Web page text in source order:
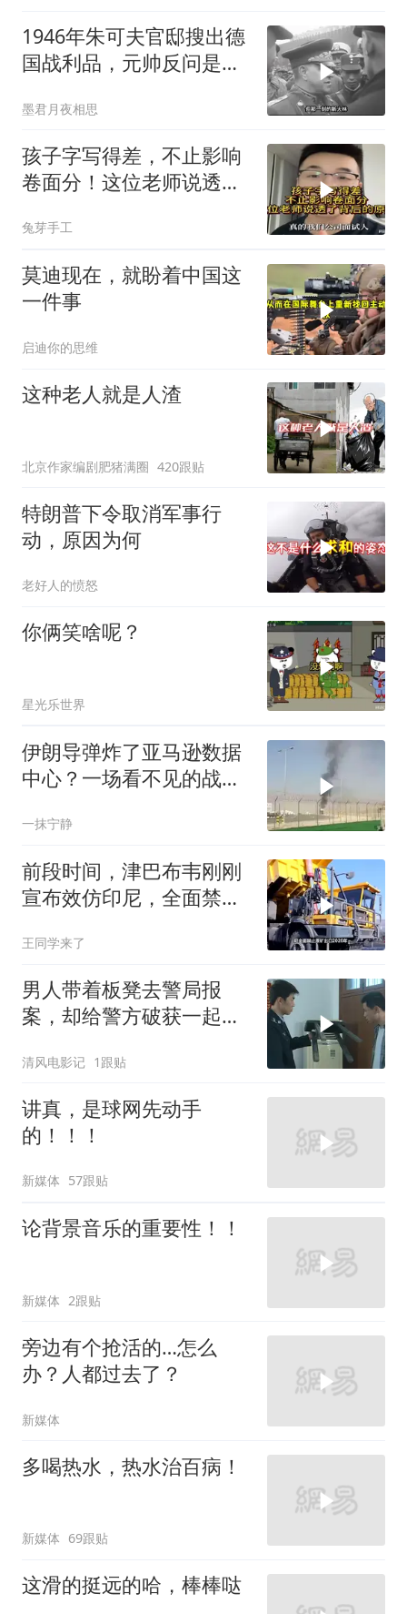
1946年朱可夫官邸搜出德
国战利品，元帅反问是否
墨君月夜相思
孩子字写得差，不止影响
卷面分！这位老师说透了
兔芽手工
莫迪现在，就盼着中国这
一件事
启迪你的思维
这种老人就是人渣
北京作家编剧肥猪满圈 420跟贴
特朗普下令取消军事行
动，原因为何
老好人的愤怒
你俩笑啥呢？
星光乐世界
伊朗导弹炸了亚马逊数据
中心？一场看不见的战争
一抹宁静
前段时间，津巴布韦刚刚
宣布效仿印尼，全面禁止
王同学来了
男人带着板凳去警局报
案，却给警方破获一起强
清风电影记 1跟贴
讲真，是球网先动手
的！！！
新媒体 57跟贴
论背景音乐的重要性！！
新媒体 2跟贴
旁边有个抢活的…怎么
办？人都过去了？
新媒体
多喝热水，热水治百病！
新媒体 69跟贴
这滑的挺远的哈，棒棒哒